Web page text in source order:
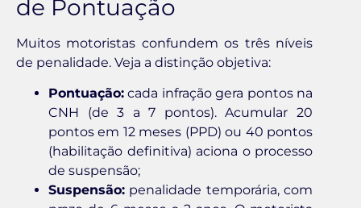
de Pontuação
Muitos motoristas confundem os três níveis
de penalidade. Veja a distinção objetiva:
Pontuação: cada infração gera pontos na
CNH (de 3 a 7 pontos). Acumular 20
pontos em 12 meses (PPD) ou 40 pontos
(habilitação definitiva) aciona o processo
de suspensão;
Suspensão: penalidade temporária, com